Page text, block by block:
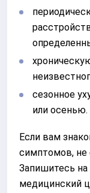
сезонное
или осенью.
Если вам
симптомов, не
Запишитесь на
медицинский